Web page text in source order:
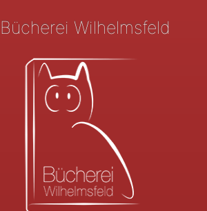
Bücherei Wilhelmsfeld